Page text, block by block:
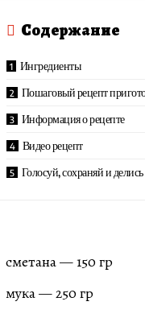
Содержание
Ингредиенты
Пошаговый рецепт
Информация о рецепте
Видео рецепт
Голосуй, сохраняй и
сметана — 150 гр
мука — 250 гр